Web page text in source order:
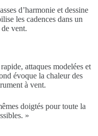
d’harmonie et dessine
les cadences dans un
vent.
attaques modelées et
évoque la chaleur des
à vent.
doigtés pour toute la
»